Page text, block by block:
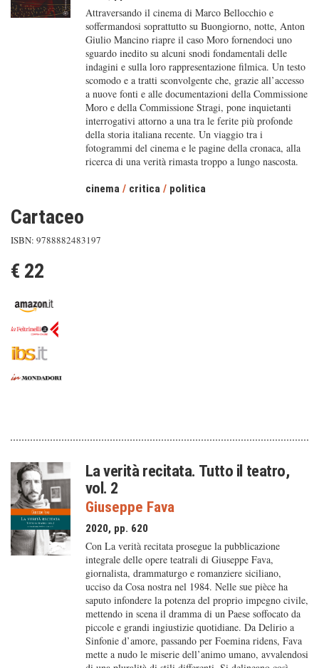
Attraversando il cinema di Marco Bellocchio e
soffermandosi soprattutto su Buongiorno, notte, Anton
Giulio Mancino riapre il caso Moro fornendoci uno
sguardo inedito su alcuni snodi fondamentali delle
indagini e sulla loro rappresentazione filmica. Un testo
scomodo e a tratti sconvolgente che, grazie all’accesso
a nuove fonti e alle documentazioni della Commissione
Moro e della Commissione Stragi, pone inquietanti
interrogativi attorno a una tra le ferite più profonde
della storia italiana recente. Un viaggio tra i
fotogrammi del cinema e le pagine della cronaca, alla
ricerca di una verità rimasta troppo a lungo nascosta.
cinema / critica / politica
Cartaceo
ISBN: 9788882483197
€ 22
La verità recitata. Tutto il teatro,
vol. 2
Giuseppe Fava
2020, pp. 620
Con La verità recitata prosegue la pubblicazione
integrale delle opere teatrali di Giuseppe Fava,
giornalista, drammaturgo e romanziere siciliano,
ucciso da Cosa nostra nel 1984. Nelle sue pièce ha
saputo infondere la potenza del proprio impegno civile,
mettendo in scena il dramma di un Paese soffocato da
piccole e grandi ingiustizie quotidiane. Da Delirio a
Sinfonie d’amore, passando per Foemina ridens, Fava
mette a nudo le miserie dell’animo umano, avvalendosi